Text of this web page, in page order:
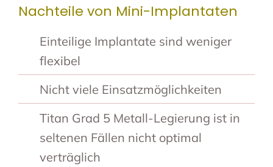
Nachteile von Mini-Implantaten
Einteilige Implantate sind weniger
flexibel
Nicht viele Einsatzmöglichkeiten
Titan Grad 5 Metall-Legierung ist in
seltenen Fällen nicht optimal
verträglich